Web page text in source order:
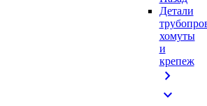
Детали
хомуты
и
крепеж
chevron_right
expand_more